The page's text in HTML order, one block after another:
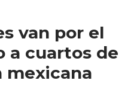
van por el
a cuartos de
mexicana